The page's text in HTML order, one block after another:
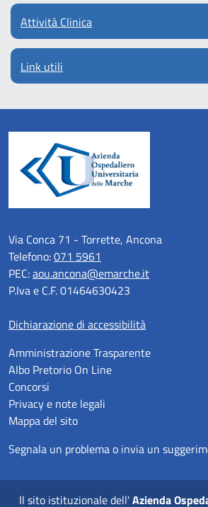
Attività Clinica
Link utili
Via Conca 71 - Torrette, Ancona
Telefono:071 5961
PEC:aou.ancona@emarche.it
P.Iva e C.F. 01464630423
Dichiarazione di accessibilità
Amministrazione Trasparente
Albo Pretorio On Line
Concorsi
Privacy e note legali
Mappa del sito
Segnala un problema o invia un
Il sito istituzionale dell'Azienda